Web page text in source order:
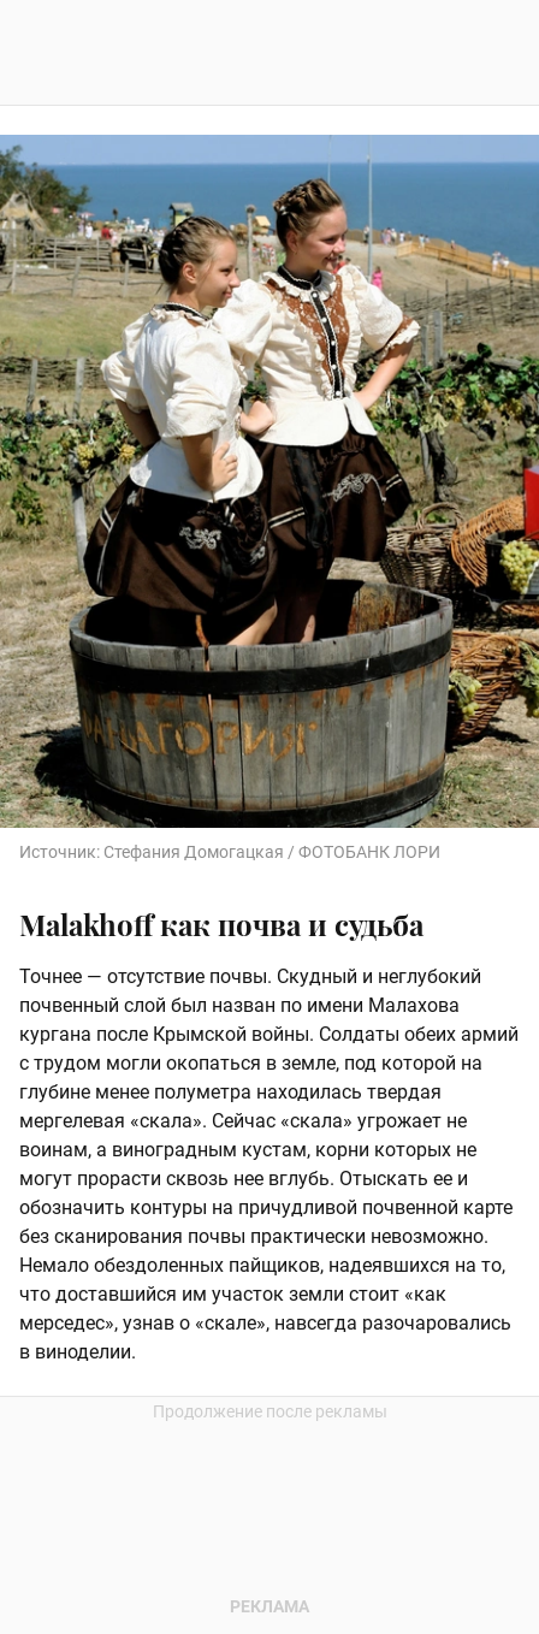
Источник: Стефания Домогацкая / ФОТОБАНК ЛОРИ
Malakhoff как почва и судьба
Точнее — отсутствие почвы. Скудный и неглубокий
почвенный слой был назван по имени Малахова
кургана после Крымской войны. Солдаты обеих армий
с трудом могли окопаться в земле, под которой на
глубине менее полуметра находилась твердая
мергелевая «скала». Сейчас «скала» угрожает не
воинам, а виноградным кустам, корни которых не
могут прорасти сквозь нее вглубь. Отыскать ее и
обозначить контуры на причудливой почвенной карте
без сканирования почвы практически невозможно.
Немало обездоленных пайщиков, надеявшихся на то,
что доставшийся им участок земли стоит «как
мерседес», узнав о «скале», навсегда разочаровались
в виноделии.